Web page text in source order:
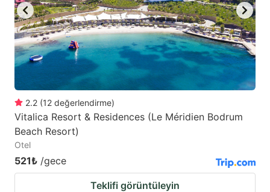
2.2 (12 değerlendirme)
Vitalica Resort & Residences (Le Méridien Bodrum
Beach Resort)
Otel
521₺ /gece
Teklifi görüntüleyin